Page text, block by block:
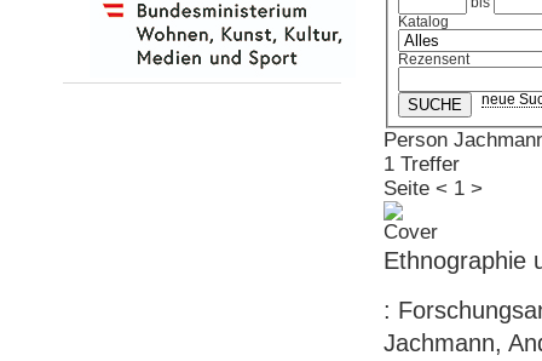
Katalog
Rezensent
neue
Person
1 Treffer
Seite < 1 >
Ethnographie
:
Jachmann,